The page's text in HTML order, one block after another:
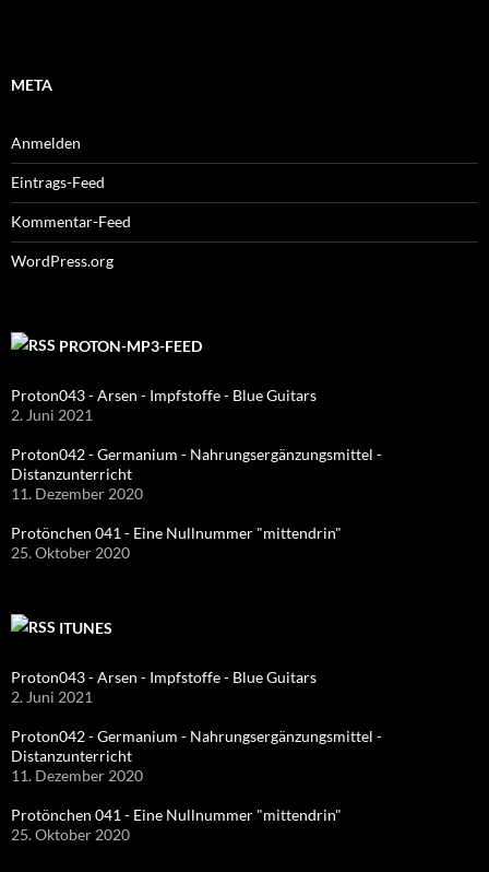
META
Anmelden
Eintrags-Feed
Kommentar-Feed
WordPress.org
PROTON-MP3-FEED
Proton043 - Arsen - Impfstoffe - Blue Guitars
2. Juni 2021
Proton042 - Germanium - Nahrungsergänzungsmittel -
Distanzunterricht
11. Dezember 2020
Protönchen 041 - Eine Nullnummer "mittendrin"
25. Oktober 2020
ITUNES
Proton043 - Arsen - Impfstoffe - Blue Guitars
2. Juni 2021
Proton042 - Germanium - Nahrungsergänzungsmittel -
Distanzunterricht
11. Dezember 2020
Protönchen 041 - Eine Nullnummer "mittendrin"
25. Oktober 2020